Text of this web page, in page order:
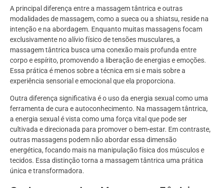
A principal diferença entre a massagem tântrica e outras
modalidades de massagem, como a sueca ou a shiatsu, reside na
intenção e na abordagem. Enquanto muitas massagens focam
exclusivamente no alívio físico de tensões musculares, a
massagem tântrica busca uma conexão mais profunda entre
corpo e espírito, promovendo a liberação de energias e emoções.
Essa prática é menos sobre a técnica em si e mais sobre a
experiência sensorial e emocional que ela proporciona.
Outra diferença significativa é o uso da energia sexual como uma
ferramenta de cura e autoconhecimento. Na massagem tântrica,
a energia sexual é vista como uma força vital que pode ser
cultivada e direcionada para promover o bem-estar. Em contraste,
outras massagens podem não abordar essa dimensão
energética, focando mais na manipulação física dos músculos e
tecidos. Essa distinção torna a massagem tântrica uma prática
única e transformadora.